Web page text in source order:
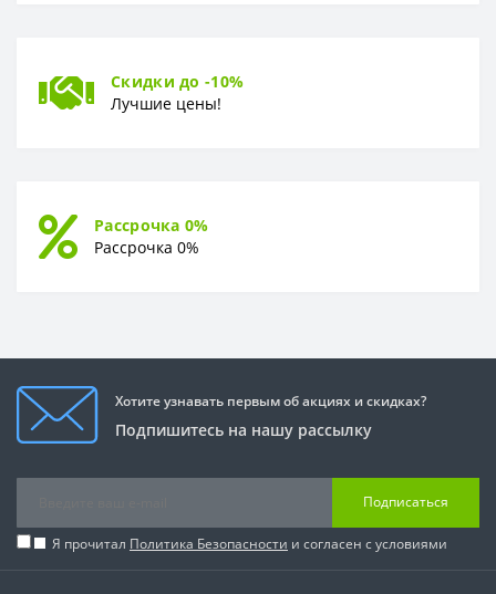
Скидки до -10%
Лучшие цены!
Рассрочка 0%
Рассрочка 0%
Хотите узнавать первым об акциях и скидках?
Подпишитесь на нашу рассылку
Подписаться
Я прочитал Политика Безопасности и согласен с условиями